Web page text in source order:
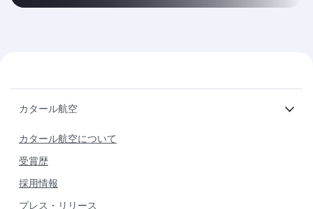
カタール航空
カタール航空について
受賞歴
採用情報
プレス・リリース